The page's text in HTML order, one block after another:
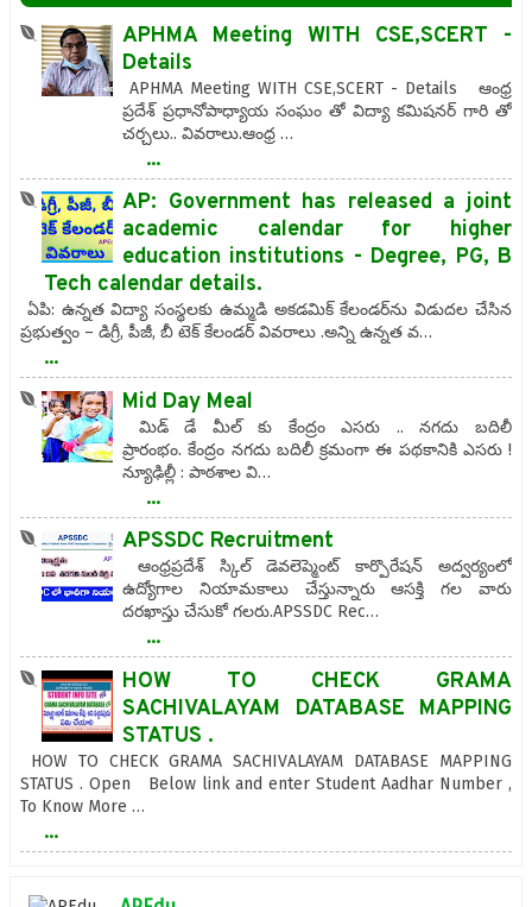
APHMA Meeting WITH CSE,SCERT -
Details
APHMA Meeting WITH CSE,SCERT - Details ఆంధ్ర
ప్రదేశ్ ప్రధానోపాధ్యాయ సంఘం తో విద్యా కమిషనర్ గారి తో
చర్చలు.. వివరాలు.ఆంధ్ర …
...
AP: Government has released a joint
academic calendar for higher
education institutions - Degree, PG, B
Tech calendar details.
ఏ‌పి: ఉన్నత విద్యా సంస్థలకు ఉమ్మడి అకడమిక్‌ కేలండర్‌ను విడుదల చేసిన
ప్రభుత్వం – డిగ్రీ, పీజీ, బీ టెక్‌ కేలండర్‌ వివరాలు .అన్ని ఉన్నత వ…
...
Mid Day Meal
మిడ్ డే మీల్ కు కేంద్రం ఎసరు .. నగదు బదిలీ
ప్రారంభం. కేంద్రం నగదు బదిలీ క్రమంగా ఈ పథకానికి ఎసరు !
న్యూఢిల్లీ : పాఠశాల వి…
...
APSSDC Recruitment
ఆంధ్రప్రదేశ్ స్కిల్ డెవలెప్మెంట్ కార్పొరేషన్ అద్వర్యంలో
ఉద్యోగాల నియామకాలు చేస్తున్నారు ఆసక్తి గల వారు
దరఖాస్తు చేసుకో గలరు.APSSDC Rec…
...
HOW TO CHECK GRAMA
SACHIVALAYAM DATABASE MAPPING
STATUS .
HOW TO CHECK GRAMA SACHIVALAYAM DATABASE MAPPING
STATUS . Open Below link and enter Student Aadhar Number ,
To Know More …
...